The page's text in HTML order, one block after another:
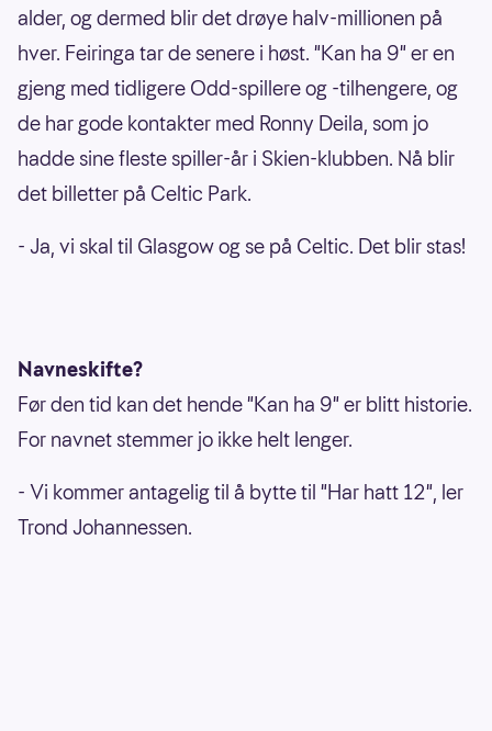
alder, og dermed blir det drøye halv-millionen på
hver. Feiringa tar de senere i høst. "Kan ha 9" er en
gjeng med tidligere Odd-spillere og -tilhengere, og
de har gode kontakter med Ronny Deila, som jo
hadde sine fleste spiller-år i Skien-klubben. Nå blir
det billetter på Celtic Park.
- Ja, vi skal til Glasgow og se på Celtic. Det blir stas!
Navneskifte?
Før den tid kan det hende "Kan ha 9" er blitt historie.
For navnet stemmer jo ikke helt lenger.
- Vi kommer antagelig til å bytte til "Har hatt 12", ler
Trond Johannessen.